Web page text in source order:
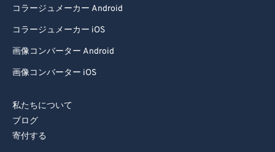
コラージュメーカー Android
コラージュメーカー iOS
画像コンバーター Android
画像コンバーター iOS
私たちについて
ブログ
寄付する